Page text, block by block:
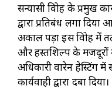
सन्यासी विद्रोह के प्रमुख
द्वारा प्रतिबंध लगा
अकाल पड़ा इस विद्रोह में
और हस्तशिल्प के मजदूरों
अधिकारी वारेन हेस्टिंग में
कार्यवाही द्वारा दबा दिया।